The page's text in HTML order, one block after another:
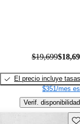
$19,699
El precio incluye tasas
$351/mes
Verif. disponibilidad